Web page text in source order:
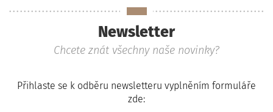
Newsletter
Chcete znát všechny naše novinky?
Přihlaste se k odběru newsletteru vyplněním formuláře
zde: